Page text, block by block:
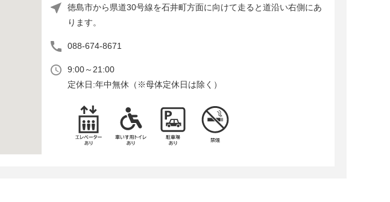
徳島市から県道30号線を石井町方面に向けて走ると道沿い右側にあ
ります。
088-674-8671
9:00～21:00
定休日:年中無休（※母体定休日は除く）